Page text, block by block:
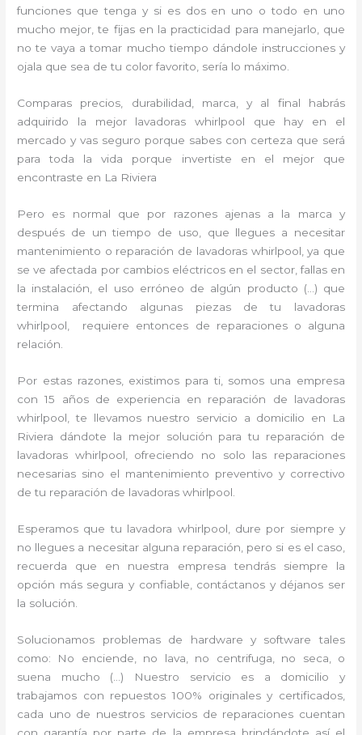
funciones que tenga y si es dos en uno o todo en uno
mucho mejor, te fijas en la practicidad para manejarlo, que
no te vaya a tomar mucho tiempo dándole instrucciones y
ojala que sea de tu color favorito, sería lo máximo.
Comparas precios, durabilidad, marca, y al final habrás
adquirido la mejor lavadoras whirlpool que hay en el
mercado y vas seguro porque sabes con certeza que será
para toda la vida porque invertiste en el mejor que
encontraste en La Riviera
Pero es normal que por razones ajenas a la marca y
después de un tiempo de uso, que llegues a necesitar
mantenimiento o reparación de lavadoras whirlpool, ya que
se ve afectada por cambios eléctricos en el sector, fallas en
la instalación, el uso erróneo de algún producto (…) que
termina afectando algunas piezas de tu lavadoras
whirlpool, requiere entonces de reparaciones o alguna
relación.
Por estas razones, existimos para ti, somos una empresa
con 15 años de experiencia en reparación de lavadoras
whirlpool, te llevamos nuestro servicio a domicilio en La
Riviera dándote la mejor solución para tu reparación de
lavadoras whirlpool, ofreciendo no solo las reparaciones
necesarias sino el mantenimiento preventivo y correctivo
de tu reparación de lavadoras whirlpool.
Esperamos que tu lavadora whirlpool, dure por siempre y
no llegues a necesitar alguna reparación, pero si es el caso,
recuerda que en nuestra empresa tendrás siempre la
opción más segura y confiable, contáctanos y déjanos ser
la solución.
Solucionamos problemas de hardware y software tales
como: No enciende, no lava, no centrifuga, no seca, o
suena mucho (…) Nuestro servicio es a domicilio y
trabajamos con repuestos 100% originales y certificados,
cada uno de nuestros servicios de reparaciones cuentan
con garantía por parte de la empresa brindándote así el